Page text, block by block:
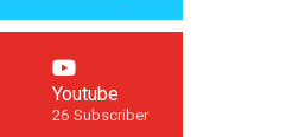
Youtube
26 Subscriber